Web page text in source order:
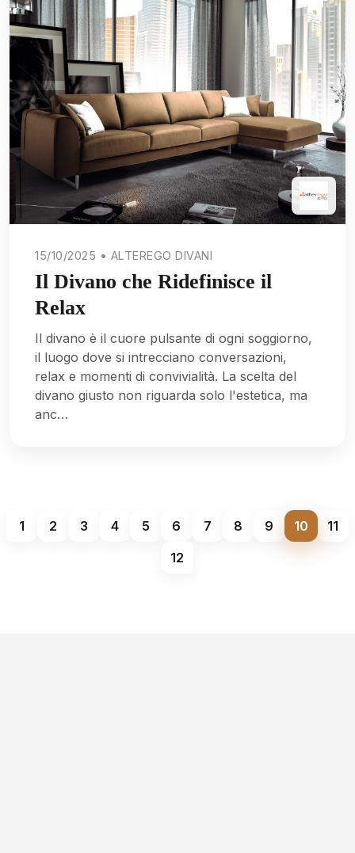
15/10/2025 • ALTEREGO DIVANI
Il Divano che Ridefinisce il
Relax
Il divano è il cuore pulsante di ogni soggiorno,
il luogo dove si intrecciano conversazioni,
relax e momenti di convivialità. La scelta del
divano giusto non riguarda solo l'estetica, ma
anc…
1 2 3 4 5 6 7 8 9 10
11
12